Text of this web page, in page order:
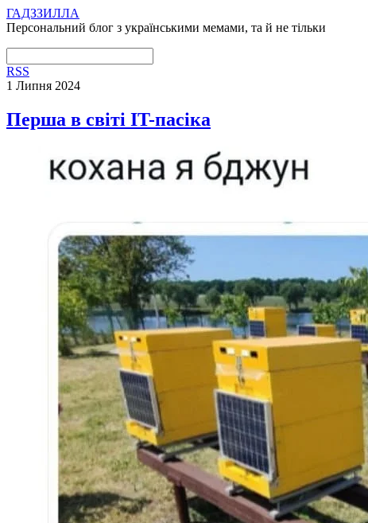
ГАДЗЗИЛЛА
Персональний блог з українськими мемами, та й не тільки
RSS
1 Липня 2024
Перша в світі IT-пасіка